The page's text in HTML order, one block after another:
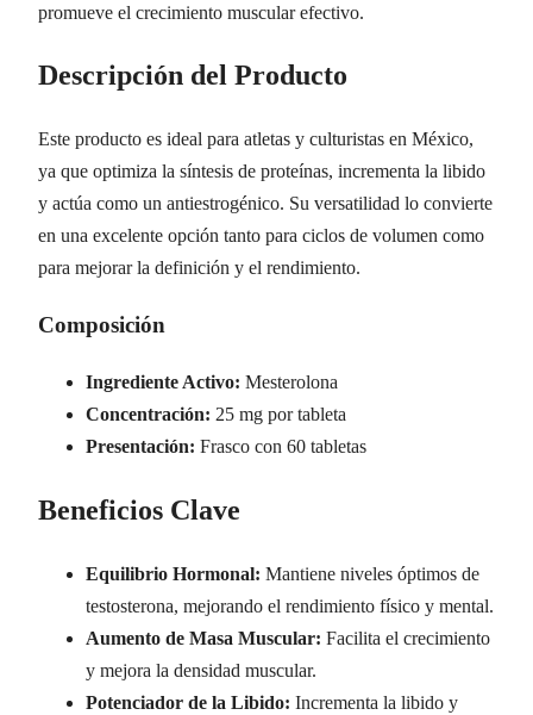
promueve el crecimiento muscular efectivo.
Descripción del Producto
Este producto es ideal para atletas y culturistas en México,
ya que optimiza la síntesis de proteínas, incrementa la libido
y actúa como un antiestrogénico. Su versatilidad lo convierte
en una excelente opción tanto para ciclos de volumen como
para mejorar la definición y el rendimiento.
Composición
Ingrediente Activo: Mesterolona
Concentración: 25 mg por tableta
Presentación: Frasco con 60 tabletas
Beneficios Clave
Equilibrio Hormonal: Mantiene niveles óptimos de
testosterona, mejorando el rendimiento físico y mental.
Aumento de Masa Muscular: Facilita el crecimiento
y mejora la densidad muscular.
Potenciador de la Libido: Incrementa la libido y